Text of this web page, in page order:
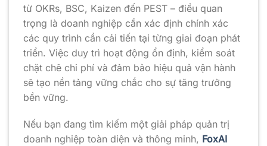
từ OKRs, BSC, Kaizen đến PEST – điều quan
trọng là doanh nghiệp cần xác định chính xác
các quy trình cần cải tiến tại từng giai đoạn phát
triển. Việc duy trì hoạt động ổn định, kiểm soát
chặt chẽ chi phí và đảm bảo hiệu quả vận hành
sẽ tạo nền tảng vững chắc cho sự tăng trưởng
bền vững.
Nếu bạn đang tìm kiếm một giải pháp quản trị
doanh nghiệp toàn diện và thông minh, FoxAI